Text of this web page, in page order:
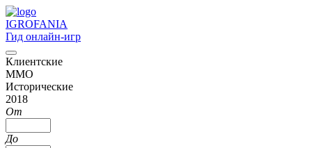
IGROFANIA
Гид онлайн-игр
Клиентские
MMO
Исторические
2018
От
До